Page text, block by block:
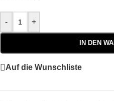
- +
IN DEN
Auf die Wunschliste